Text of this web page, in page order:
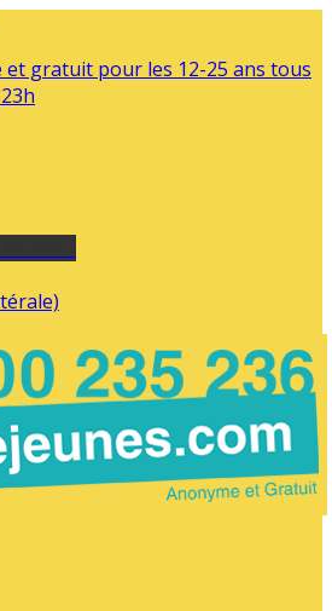
et gratuit pour les 12-25 ans tous